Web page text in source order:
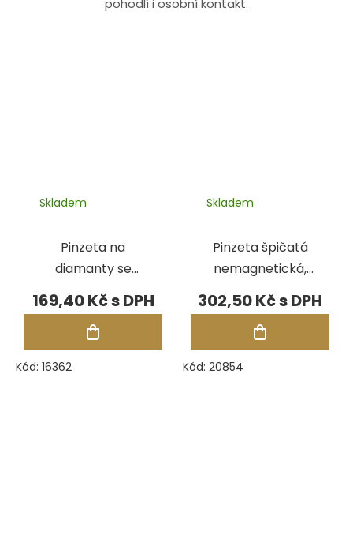
pohodlí i osobní kontakt.
Pinzeta na
diamanty se
zámkem
Skladem
169,40 Kč
Kód: 16362
Pinzeta špičatá
nemagnetická,
120 mm (No. 5A)
Skladem
302,50 Kč
Kód: 20854